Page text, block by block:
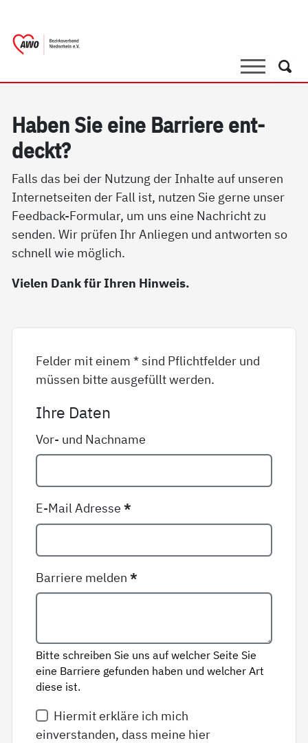
SucheSuche
Ha­ben Sie ei­ne Bar­rie­re ent­
deckt?
Falls das bei der Nutzung der Inhalte auf unseren
Internetseiten der Fall ist, nutzen Sie gerne unser
Feedback-Formular, um uns eine Nachricht zu
senden. Wir prüfen Ihr Anliegen und antworten so
schnell wie möglich.
Vielen Dank für Ihren Hinweis.
Felder mit einem * sind Pflichtfelder und
müssen bitte ausgefüllt werden.
Ihre Daten
Vor- und Nachname
E-Mail Adresse*
Barriere melden*
Bitte schreiben Sie uns auf welcher Seite Sie
eine Barriere gefunden haben und welcher Art
diese ist.
Hiermit erkläre ich mich
einverstanden, dass meine hier